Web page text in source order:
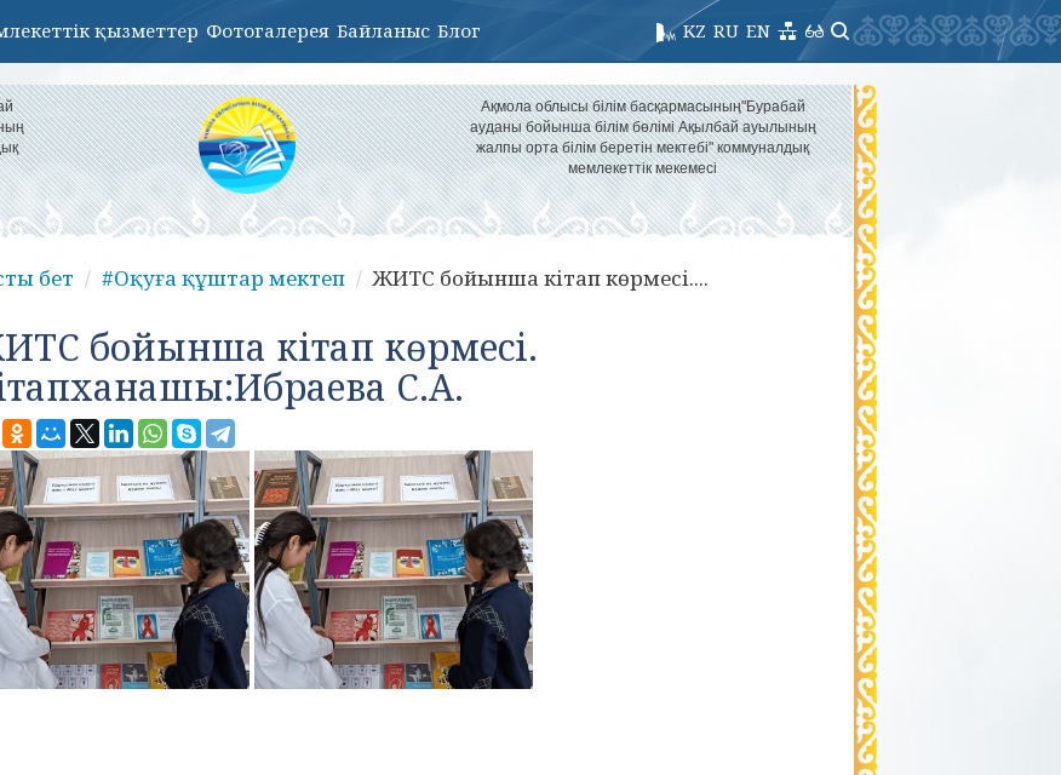
қызметтер Фотогалерея Байланыс Блог EN
RU
KZ
Ақмола облысы білім басқармасының"Бурабай
ауданы бойынша білім бөлімі Ақылбай ауылының
жалпы орта білім беретін мектебі" коммуналдық
мемлекеттік мекемесі
бет #Оқуға құштар мектеп ЖИТС бойынша кітап көрмесі....
бойынша кітап көрмесі.
С.А.